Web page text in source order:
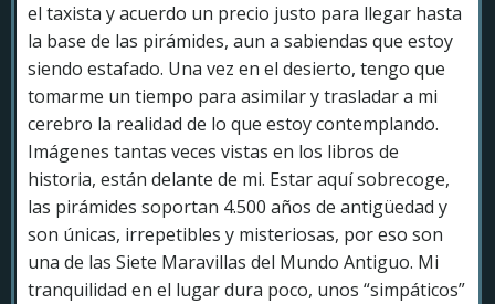
el taxista y acuerdo un precio justo para llegar hasta
la base de las pirámides, aun a sabiendas que estoy
siendo estafado. Una vez en el desierto, tengo que
tomarme un tiempo para asimilar y trasladar a mi
cerebro la realidad de lo que estoy contemplando.
Imágenes tantas veces vistas en los libros de
historia, están delante de mi. Estar aquí sobrecoge,
las pirámides soportan 4.500 años de antigüedad y
son únicas, irrepetibles y misteriosas, por eso son
una de las Siete Maravillas del Mundo Antiguo. Mi
tranquilidad en el lugar dura poco, unos “simpáticos”